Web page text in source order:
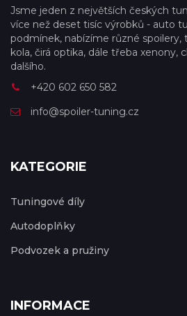
Jsme jeden z největších českých
více než deset tisíc výrobků - auto
podmínek, nabízíme různé spoilery,
kola, čirá optika, dále třeba xenony,
dalšího.
+420 602 650 582
info@spoiler-tuning.cz
KATEGORIE
Tuningové díly
Autodoplňky
Podvozek a pružiny
INFORMACE